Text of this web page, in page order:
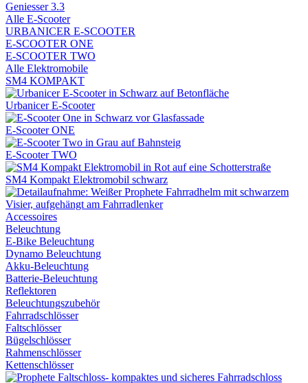
Geniesser 3.3
Alle E-Scooter
URBANICER E-SCOOTER
E-SCOOTER ONE
E-SCOOTER TWO
Alle Elektromobile
SM4 KOMPAKT
Urbanicer E-Scooter
E-Scooter ONE
E-Scooter TWO
SM4 Kompakt Elektromobil schwarz
Accessoires
Beleuchtung
E-Bike Beleuchtung
Dynamo Beleuchtung
Akku-Beleuchtung
Batterie-Beleuchtung
Reflektoren
Beleuchtungszubehör
Fahrradschlösser
Faltschlösser
Bügelschlösser
Rahmenschlösser
Kettenschlösser